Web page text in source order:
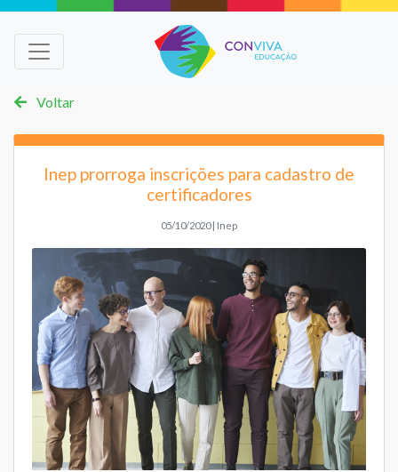
Voltar
Inep prorroga inscrições para cadastro de
certificadores
05/10/2020 | Inep